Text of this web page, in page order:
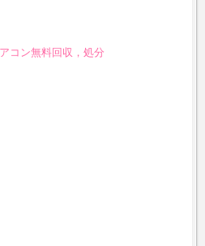
コン無料回収，処分